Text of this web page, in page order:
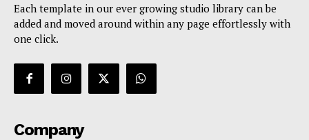
Each template in our ever growing studio library can be
added and moved around within any page effortlessly with
one click.
Company